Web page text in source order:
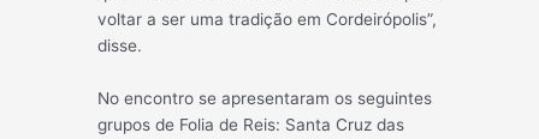
voltar a ser uma tradição em Cordeirópolis”,
disse.
No encontro se apresentaram os seguintes
grupos de Folia de Reis: Santa Cruz das